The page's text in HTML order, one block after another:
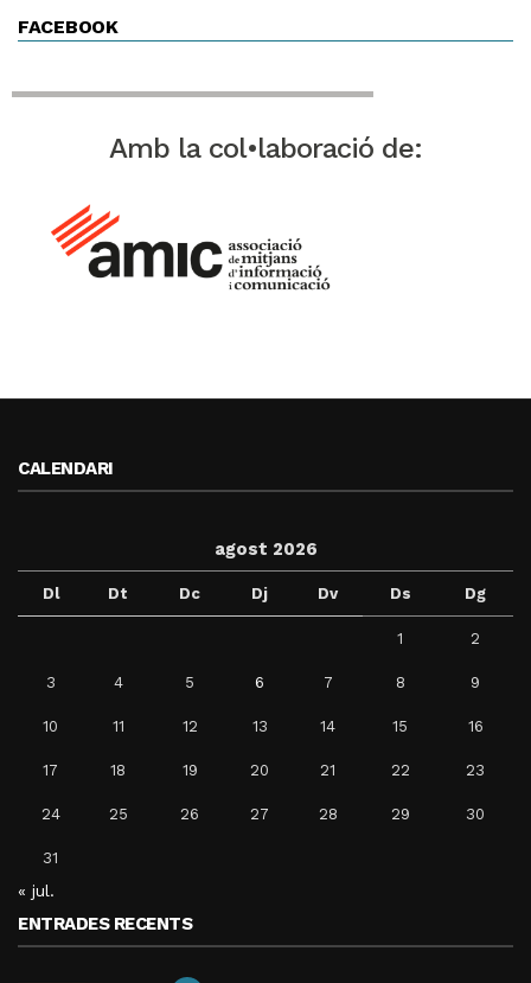
FACEBOOK
Amb la col•laboració de:
CALENDARI
agost 2026
Dl Dt Dc Dj Dv Ds Dg
1 2
3 4 5 6 7 8 9
10 11 12 13 14 15 16
17 18 19 20 21 22 23
24 25 26 27 28 29 30
31
« jul.
ENTRADES RECENTS